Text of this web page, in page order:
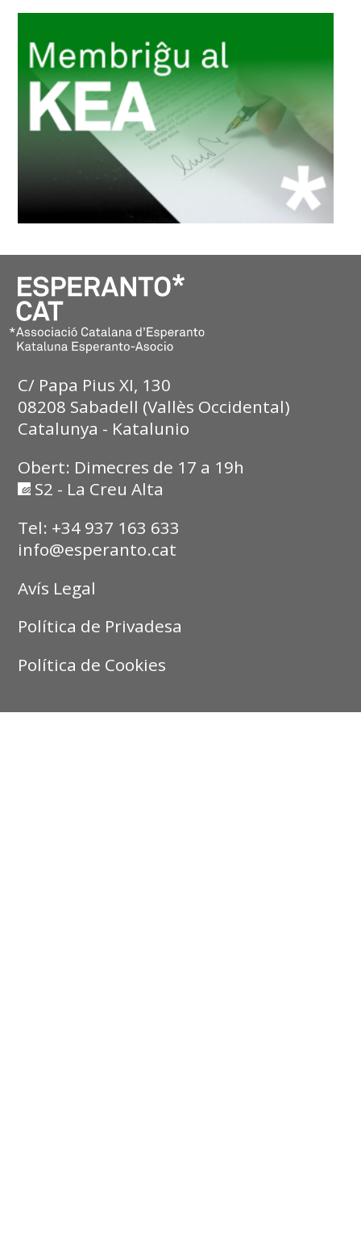
C/ Papa Pius XI, 130
08208 Sabadell (Vallès Occidental)
Catalunya - Katalunio
Obert: Dimecres de 17 a 19h
S2 - La Creu Alta
Tel: +34 937 163 633
info@esperanto.cat
Avís Legal
Política de Privadesa
Política de Cookies